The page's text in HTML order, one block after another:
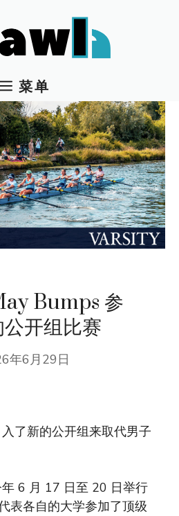
菜单
Bumps 参
开组比赛
年6月29日
了新的公开组来取代男子
6 月 17 日至 20 日举行
表各自的大学参加了顶级